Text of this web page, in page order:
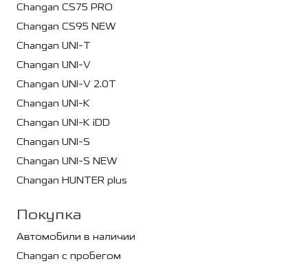
Changan CS75 PRO
Changan CS95 NEW
Changan UNI-T
Changan UNI-V
Changan UNI-V 2.0T
Changan UNI-K
Changan UNI-K iDD
Changan UNI-S
Changan UNI-S NEW
Changan HUNTER plus
Покупка
Автомобили в наличии
Changan с пробегом